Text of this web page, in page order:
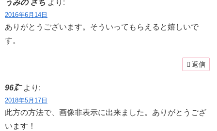
うみの さち より:
2016年6月14日
ありがとうございます。そういってもらえると嬉しいで
す。
返信
96㌃ より:
2018年5月17日
此方の方法で、画像非表示に出来ました。ありがとうござ
います！